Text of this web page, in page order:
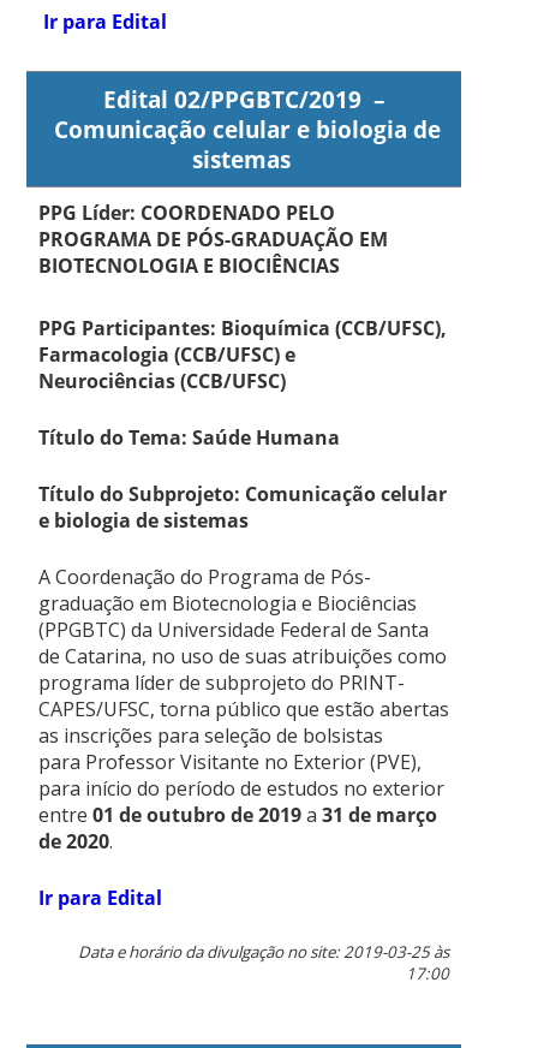
Ir para Edital
Edital 02/PPGBTC/2019 –
Comunicação celular e biologia de
sistemas
PPG Líder: COORDENADO PELO
PROGRAMA DE PÓS-GRADUAÇÃO EM
BIOTECNOLOGIA E BIOCIÊNCIAS
PPG Participantes: Bioquímica (CCB/UFSC),
Farmacologia (CCB/UFSC) e
Neurociências (CCB/UFSC)
Título do Tema: Saúde Humana
Título do Subprojeto: Comunicação celular
e biologia de sistemas
A Coordenação do Programa de Pós-
graduação em Biotecnologia e Biociências
(PPGBTC) da Universidade Federal de Santa
de Catarina, no uso de suas atribuições como
programa líder de subprojeto do PRINT-
CAPES/UFSC, torna público que estão abertas
as inscrições para seleção de bolsistas
para Professor Visitante no Exterior (PVE),
para início do período de estudos no exterior
entre01 de outubro de 2019a31 de março
de 2020.
Ir para Edital
Data e horário da divulgação no site: 2019-03-25 às
17:00